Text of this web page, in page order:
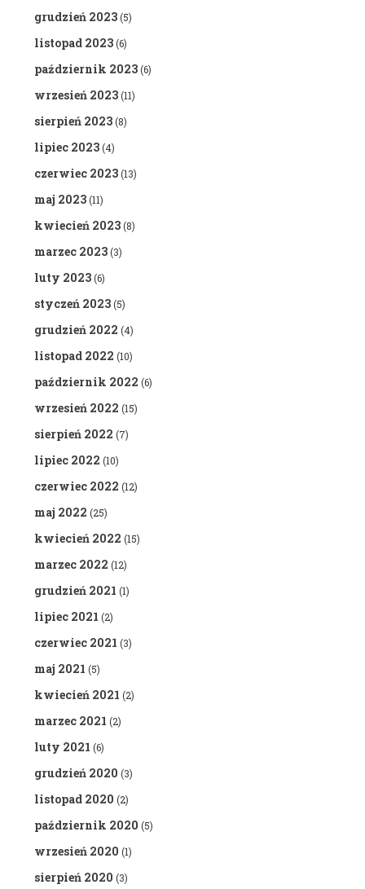
grudzień 2023(5)
listopad 2023(6)
październik 2023(6)
wrzesień 2023(11)
sierpień 2023(8)
lipiec 2023(4)
czerwiec 2023(13)
maj 2023(11)
kwiecień 2023(8)
marzec 2023(3)
luty 2023(6)
styczeń 2023(5)
grudzień 2022 (4)
listopad 2022 (10)
październik 2022 (6)
wrzesień 2022 (15)
sierpień 2022 (7)
lipiec 2022 (10)
czerwiec 2022 (12)
maj 2022 (25)
kwiecień 2022 (15)
marzec 2022 (12)
grudzień 2021 (1)
lipiec 2021 (2)
czerwiec 2021 (3)
maj 2021 (5)
kwiecień 2021 (2)
marzec 2021 (2)
luty 2021 (6)
grudzień 2020 (3)
listopad 2020 (2)
październik 2020 (5)
wrzesień 2020 (1)
sierpień 2020 (3)